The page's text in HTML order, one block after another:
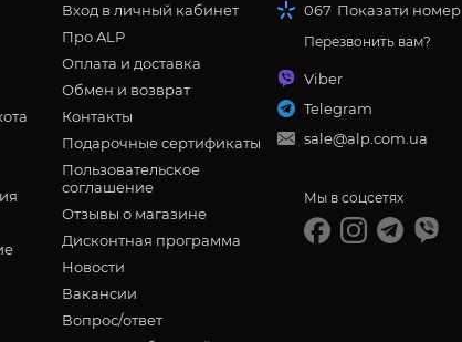
Вход в личный кабинет
Про ALP
Оплата и доставка
Обмен и возврат
Контакты
Подарочные сертификаты
Пользовательское
соглашение
Отзывы о магазине
Дисконтная программа
Новости
Вакансии
Вопрос/ответ
067 Показати номер
Перезвонить вам?
Viber
Telegram
sale@alp.com.ua
Мы в соцсетях